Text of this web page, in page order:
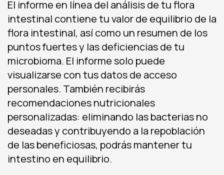
El informe en línea del análisis de tu flora
intestinal contiene tu valor de equilibrio de la
flora intestinal, así como un resumen de los
puntos fuertes y las deficiencias de tu
microbioma. El informe solo puede
visualizarse con tus datos de acceso
personales. También recibirás
recomendaciones nutricionales
personalizadas: eliminando las bacterias no
deseadas y contribuyendo a la repoblación
de las beneficiosas, podrás mantener tu
intestino en equilibrio.